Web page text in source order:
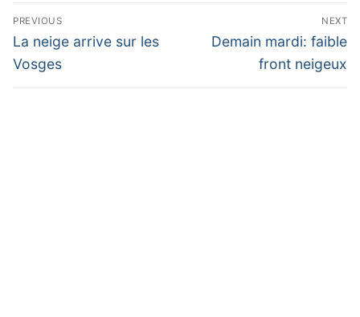
Navigation
de
l’article
PREVIOUS
Previous
post:
La neige arrive sur les
Vosges
NEXT
Next
Demain mardi: faible
front neigeux